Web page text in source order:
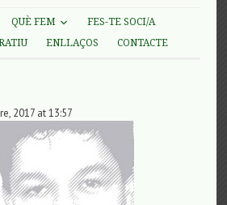
QUÈ FEM
FES-TE SOCI/A
ENLLAÇOS CONTACTE
2017 at 13:57